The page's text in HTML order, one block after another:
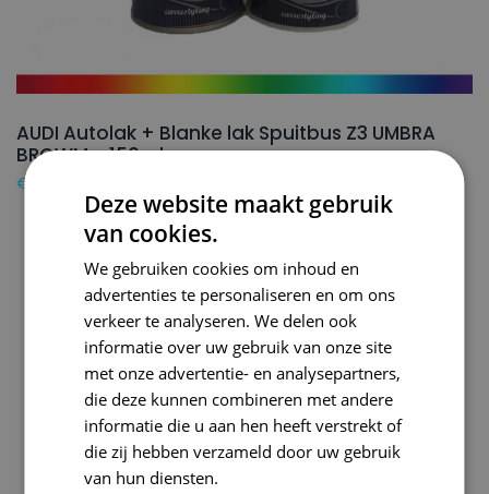
AUDI Autolak + Blanke lak Spuitbus Z3 UMBRA
BROWM – 150ml
€
Deze website maakt gebruik
van cookies.
We gebruiken cookies om inhoud en
advertenties te personaliseren en om ons
verkeer te analyseren. We delen ook
informatie over uw gebruik van onze site
met onze advertentie- en analysepartners,
die deze kunnen combineren met andere
informatie die u aan hen heeft verstrekt of
die zij hebben verzameld door uw gebruik
van hun diensten.